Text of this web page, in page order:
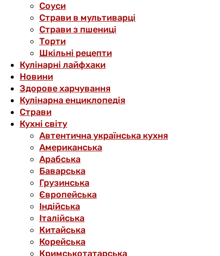
Соуси
Страви в мультиварці
Страви з пшениці
Торти
Шкільні рецепти
Кулінарні лайфхаки
Новини
Здорове харчування
Кулінарна енциклопедія
Страви
Кухні світу
Автентична українська кухня
Американська
Арабська
Баварська
Грузинська
Європейська
Індійська
Італійська
Китайська
Корейська
Кримськотатарська